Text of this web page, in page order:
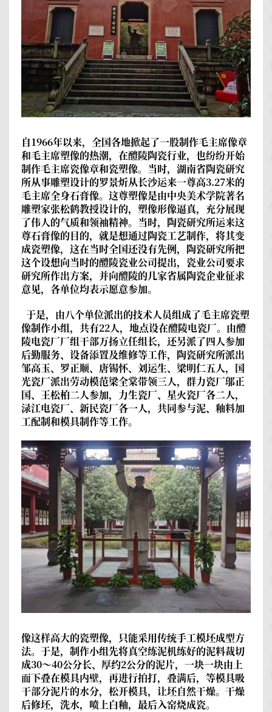
自1966年以来，全国各地掀起了一股制作毛主席像章
和毛主席塑像的热潮，在醴陵陶瓷行业，也纷纷开始
制作毛主席瓷像章和瓷塑像。当时，湖南省陶瓷研究
所从事雕塑设计的罗景炘从长沙运来一尊高3.27米的
毛主席全身石膏像。这尊塑像是由中央美术学院著名
雕塑家张松鹤教授设计的，塑像形像逼真，充分展现
了伟人的气质和领袖精神。当时，陶瓷研究所运来这
尊石膏像的目的，就是想通过陶瓷工艺制作，将其变
成瓷塑像，这在当时全国还没有先例，陶瓷研究所把
这个设想向当时的醴陵瓷业公司提出，瓷业公司要求
研究所作出方案，并向醴陵的几家省属陶瓷企业征求
意见，各单位均表示愿意参加。
于是，由八个单位派出的技术人员组成了毛主席瓷塑
像制作小组，共有22人，地点设在醴陵电瓷厂。由醴
陵电瓷厂厂组干部万扬立任组长，还另派了四人参加
后勤服务、设备添置及维修等工作，陶瓷研究所派出
邹高玉、罗正顺、唐锡怀、刘运生、梁明仁五人，国
光瓷厂派出劳动模范梁全棠带领三人，群力瓷厂邬正
国、王松柏二人参加，力生瓷厂、星火瓷厂各二人，
渌江电瓷厂、新民瓷厂各一人，共同参与泥、釉料加
工配制和模具制作等工作。
像这样高大的瓷塑像，只能采用传统手工模坯成型方
法。于是，制作小组先将真空练泥机练好的泥料裁切
成30～40公分长、厚约2公分的泥片，一块一块由上
而下叠在模具内壁，再进行拍打，叠满后，等模具吸
干部分泥片的水分，松开模具，让坯自然干燥。干燥
后修坯，洗水，喷上白釉，最后入窑烧成瓷。